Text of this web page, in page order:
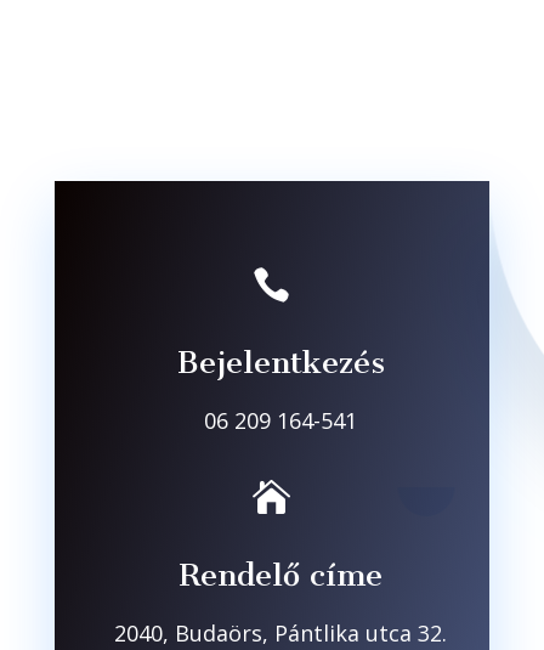

Bejelentkezés
06 209 164-541

Rendelő címe
2040, Budaörs, Pántlika utca 32.